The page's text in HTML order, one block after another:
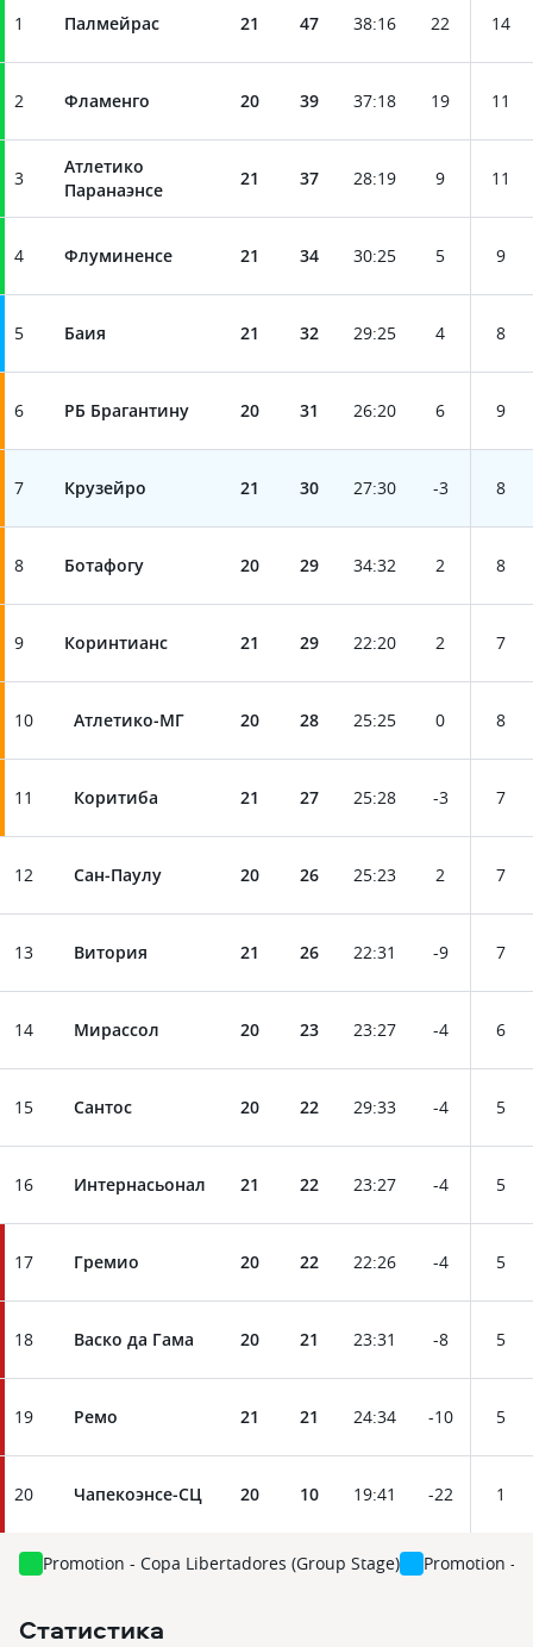
1 Палмейрас 21 47 38:16 22 14
2 Фламенго 20 39 37:18 19 11
3
Атлетико
Паранаэнсе
21 37 28:19 9 11
4 Флуминенсе 21 34 30:25 5 9
5 Баия 21 32 29:25 4 8
6 РБ Брагантину 20 31 26:20 6 9
7 Крузейро 21 30 27:30 -3 8
8 Ботафогу 20 29 34:32 2 8
9 Коринтианс 21 29 22:20 2 7
10 Атлетико-МГ 20 28 25:25 0 8
11 Коритиба 21 27 25:28 -3 7
12 Сан-Паулу 20 26 25:23 2 7
13 Витория 21 26 22:31 -9 7
14 Мирассол 20 23 23:27 -4 6
15 Сантос 20 22 29:33 -4 5
16 Интернасьонал 21 22 23:27 -4 5
17 Гремио 20 22 22:26 -4 5
18 Васко да Гама 20 21 23:31 -8 5
19 Ремо 21 21 24:34 -10 5
20 Чапекоэнсе-СЦ 20 10 19:41 -22 1
Promotion - Copa Libertadores (Group Stage) Promotion -
Статистика